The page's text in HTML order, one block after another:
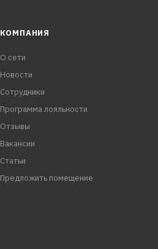
КОМПАНИЯ
О сети
Новости
Сотрудники
Программа лояльности
Отзывы
Вакансии
Статьи
Предложить помещение